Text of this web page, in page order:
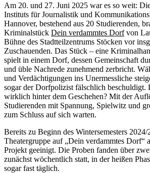
Am 20. und 27. Juni 2025 war es so weit:
Instituts für Journalistik und
Hannover, bestehend aus 20 Studierenden,
Kriminalstück Dein verdammtes Dorfvon
Bühne des Stadtteilzentrums Stöcken vor
Zuschauenden. Das Stück – eine
spielt in einem Dorf, dessen Gemeinschaft
und üble Nachrede zunehmend zerbricht.
und Verdächtigungen ins Unermessliche
sogar der Dorfpolizist fälschlich beschuldigt.
wirklich hinter dem Geschehen? Mit der
Studierenden mit Spannung, Spielwitz und
zum Schluss auf sich warten.
Bereits zu Beginn des Wintersemesters 2024/
Theatergruppe auf „Dein verdammtes Dorf“
Projekt geeinigt. Die Proben fanden über
zunächst wöchentlich statt, in der heißen
sogar fast täglich.